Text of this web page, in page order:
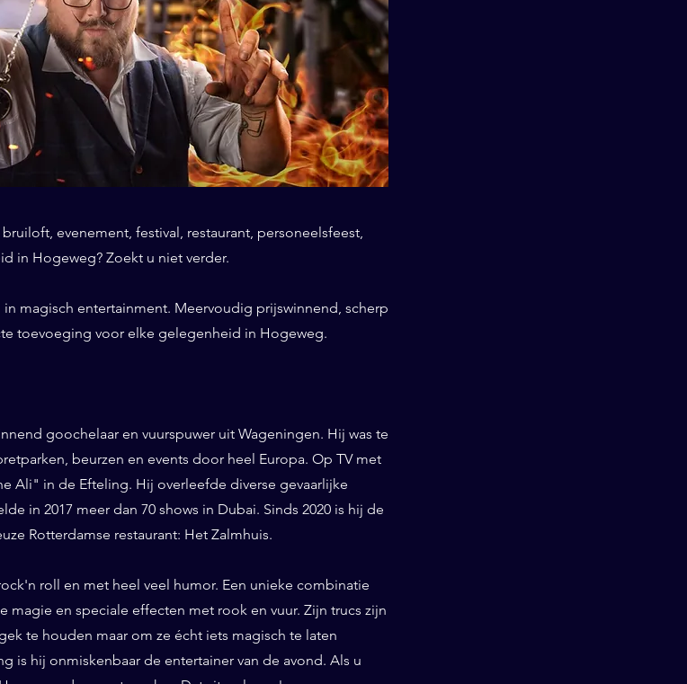
evenement, festival, restaurant, personeelsfeest,
in Hogeweg? Zoekt u niet verder.
magisch entertainment. Meervoudig prijswinnend, scherp
toevoeging voor elke gelegenheid in Hogeweg.
goochelaar en vuurspuwer uit Wageningen. Hij was te
beurzen en events door heel Europa. Op TV met
Ali" in de Efteling. Hij overleefde diverse gevaarlijke
in 2017 meer dan 70 shows in Dubai. Sinds 2020 is hij de
Rotterdamse restaurant: Het Zalmhuis.
roll en met heel veel humor. Een unieke combinatie
magie en speciale effecten met rook en vuur. Zijn trucs zijn
te houden maar om ze écht iets magisch te laten
is hij onmiskenbaar de entertainer van de avond. Als u